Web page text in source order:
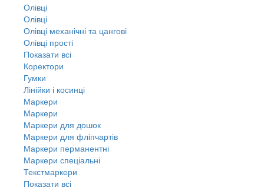
Олівці
Олівці
Олівці механічні та цангові
Олівці прості
Показати всі
Коректори
Гумки
Лінійки і косинці
Маркери
Маркери
Маркери для дошок
Маркери для фліпчартів
Маркери перманентні
Маркери спеціальні
Текстмаркери
Показати всі